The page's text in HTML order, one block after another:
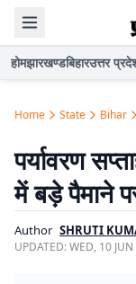
होमझारखण्डबिहारउत्तर
Home State Bihar
पर्यावरण
में बड़े पैमाने
Author SHRUTI
UPDATED:WED, 10